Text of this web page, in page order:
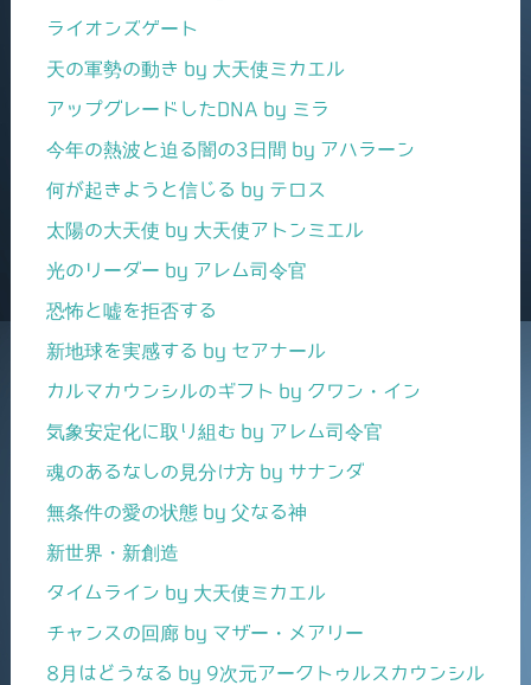
ライオンズゲート
天の軍勢の動き by 大天使ミカエル
アップグレードしたDNA by ミラ
今年の熱波と迫る闇の3日間 by アハラーン
何が起きようと信じる by テロス
太陽の大天使 by 大天使アトンミエル
光のリーダー by アレム司令官
恐怖と嘘を拒否する
新地球を実感する by セアナール
カルマカウンシルのギフト by クワン・イン
気象安定化に取り組む by アレム司令官
魂のあるなしの見分け方 by サナンダ
無条件の愛の状態 by 父なる神
新世界・新創造
タイムライン by 大天使ミカエル
チャンスの回廊 by マザー・メアリー
8月はどうなる by 9次元アークトゥルスカウンシル